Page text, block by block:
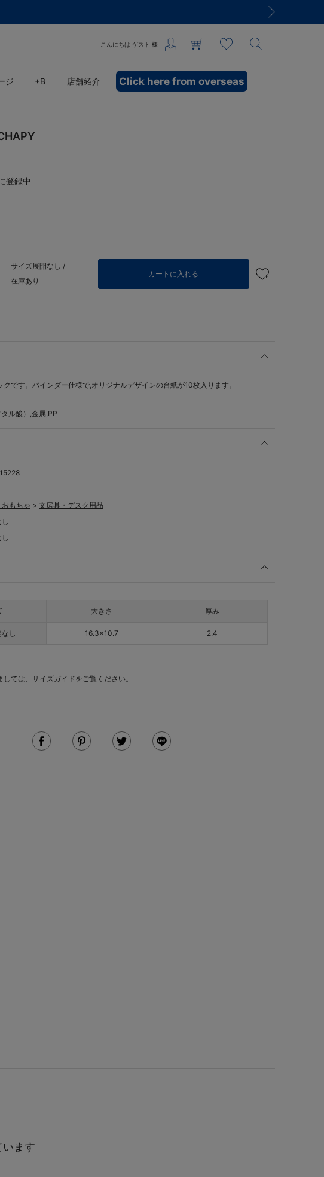
こんにちは ゲスト 様
ジ +B 店舗紹介 Click here from overseas
登録中
サイズ展開なし /
在庫あり
カートに入れる
です。バインダー仕様で,オリジナルデザインの台紙が10枚入ります。
ル酸）,金属,PP
おもちゃ > 文房具・デスク用品
大きさ 厚み
し 16.3×10.7 2.4
ては、 サイズガイドをご覧ください。
ます